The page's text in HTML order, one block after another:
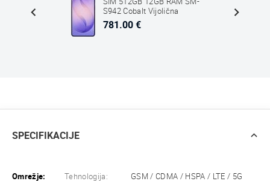
S942 Cobalt Vijolična
781.00 €
SPECIFIKACIJE
Omrežje: Tehnologija:
GSM / CDMA / HSPA / LTE / 5G